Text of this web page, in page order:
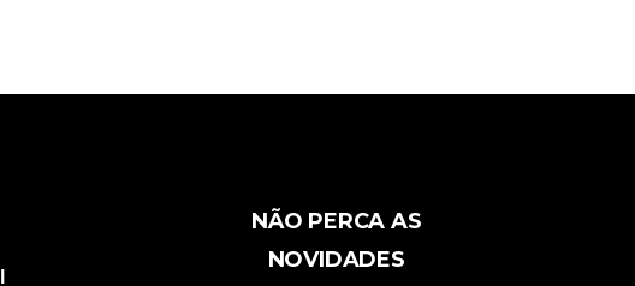
NÃO PERCA AS
NOVIDADES